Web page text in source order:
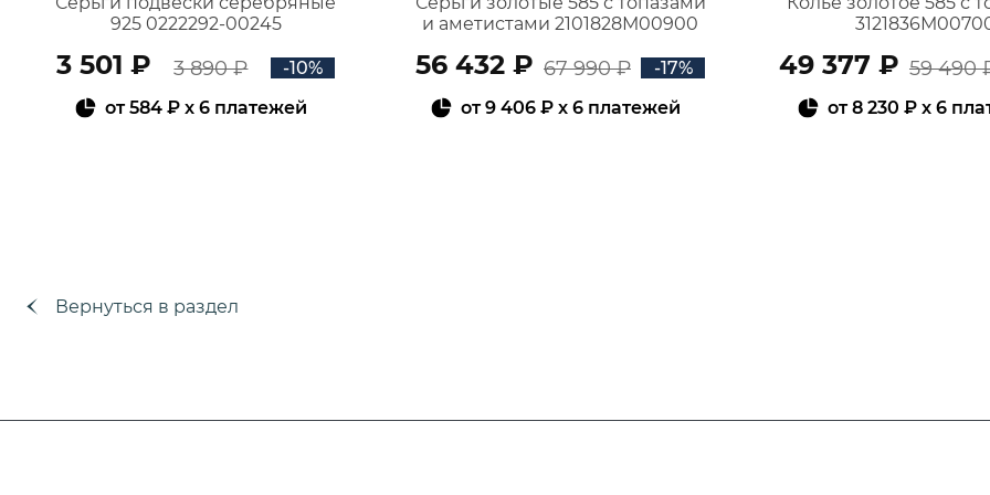
925 0222292-00245
3 501 ₽ 3 890 ₽
-10%
от584 ₽ x 6 платежей
и аметистами 2101828М00900
56 432 ₽ 67 990 ₽
-17%
от9 406 ₽ x 6 платежей
49 377 ₽ 59 490
от8 230 ₽x 6
Вернуться в раздел